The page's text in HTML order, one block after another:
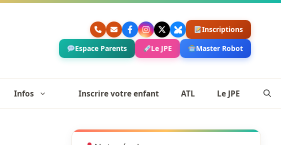
Inscriptions
Espace Parents
Le JPE Master Robot
Infos Inscrire votre enfant ATL Le JPE